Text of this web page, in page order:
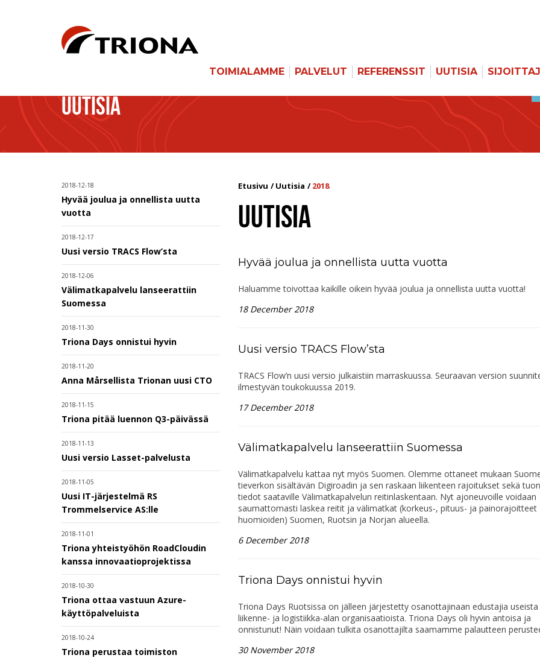
TOIMIALAMME PALVELUT REFERENSSIT UUTISIA
UUTISIA
2018-12-18
Hyvää joulua ja onnellista uutta
vuotta
2018-12-17
Uusi versio TRACS Flow’sta
2018-12-06
Välimatkapalvelu lanseerattiin
Suomessa
2018-11-30
Triona Days onnistui hyvin
2018-11-20
Anna Mårsellista Trionan uusi CTO
2018-11-15
Triona pitää luennon Q3-päivässä
2018-11-13
Uusi versio Lasset-palvelusta
2018-11-05
Uusi IT-järjestelmä RS
Trommelservice AS:lle
2018-11-01
Triona yhteistyöhön RoadCloudin
kanssa innovaatioprojektissa
2018-10-30
Triona ottaa vastuun Azure-
käyttöpalveluista
2018-10-24
Triona perustaa toimiston
Etusivu Uutisia 2018
UUTISIA
Hyvää joulua ja onnellista uutta vuotta
Haluamme toivottaa kaikille oikein hyvää joulua ja onnellista uutta vuotta!
18 December 2018
Uusi versio TRACS Flow’sta
TRACS Flow’n uusi versio julkaistiin marraskuussa. Seuraavan version
ilmestyvän toukokuussa 2019.
17 December 2018
Välimatkapalvelu lanseerattiin Suomessa
Välimatkapalvelu kattaa nyt myös Suomen. Olemme ottaneet mukaan
tieverkon sisältävän Digiroadin ja sen raskaan liikenteen rajoitukset sekä
tiedot saataville Välimatkapalvelun reitinlaskentaan. Nyt ajoneuvoille voidaan
saumattomasti laskea reitit ja välimatkat (korkeus-, pituus- ja painorajoitteet
huomioiden) Suomen, Ruotsin ja Norjan alueella.
6 December 2018
Triona Days onnistui hyvin
Triona Days Ruotsissa on jälleen järjestetty osanottajinaan edustajia useista
liikenne- ja logistiikka-alan organisaatioista. Triona Days oli hyvin antoisa ja
onnistunut! Näin voidaan tulkita osanottajilta saamamme palautteen
30 November 2018